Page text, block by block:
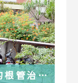
根管治療